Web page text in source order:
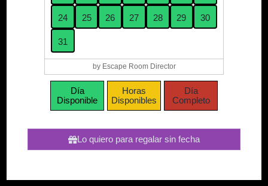
24 25 26 27 28 29 30
31
by Escape Room Director
Día
Disponible
Horas
Disponibles
Día
Completo
Lo quiero para regalar sin fecha